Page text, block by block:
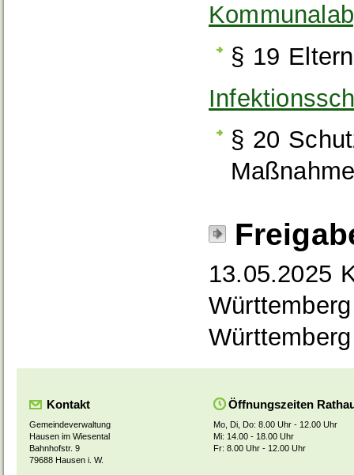
§ 19
§ 20
13.05.2025
Württemberg
Kontakt
Gemeindeverwaltung
Hausen im Wiesental
Bahnhofstr. 9
79688 Hausen i. W.
Öffnungszeiten
Mo, Di, Do: 8.00 Uhr - 12.00 Uhr
Mi: 14.00 - 18.00 Uhr
Fr: 8.00 Uhr - 12.00 Uhr